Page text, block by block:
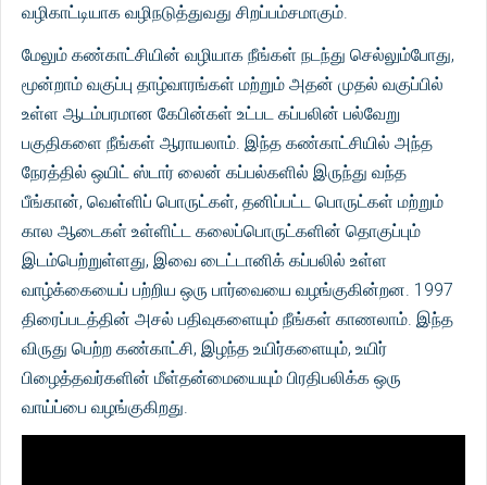
வழிகாட்டியாக வழிநடுத்துவது சிறப்பம்சமாகும்.
மேலும் கண்காட்சியின் வழியாக நீங்கள் நடந்து செல்லும்போது,
மூன்றாம் வகுப்பு தாழ்வாரங்கள் மற்றும் அதன் முதல் வகுப்பில்
உள்ள ஆடம்பரமான கேபின்கள் உட்பட கப்பலின் பல்வேறு
பகுதிகளை நீங்கள் ஆராயலாம். இந்த கண்காட்சியில் அந்த
நேரத்தில் ஒயிட் ஸ்டார் லைன் கப்பல்களில் இருந்து வந்த
பீங்கான், வெள்ளிப் பொருட்கள், தனிப்பட்ட பொருட்கள் மற்றும்
கால ஆடைகள் உள்ளிட்ட கலைப்பொருட்களின் தொகுப்பும்
இடம்பெற்றுள்ளது, இவை டைட்டானிக் கப்பலில் உள்ள
வாழ்க்கையைப் பற்றிய ஒரு பார்வையை வழங்குகின்றன. 1997
திரைப்படத்தின் அசல் பதிவுகளையும் நீங்கள் காணலாம். இந்த
விருது பெற்ற கண்காட்சி, இழந்த உயிர்களையும், உயிர்
பிழைத்தவர்களின் மீள்தன்மையையும் பிரதிபலிக்க ஒரு
வாய்ப்பை வழங்குகிறது.